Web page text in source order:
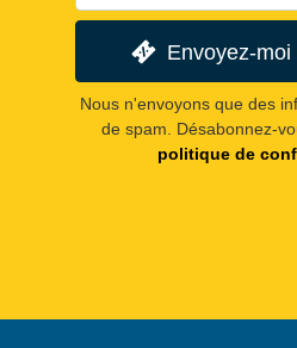
Envoyez-
Nous n'envoyons que des
de spam. Désabonnez-
politique de